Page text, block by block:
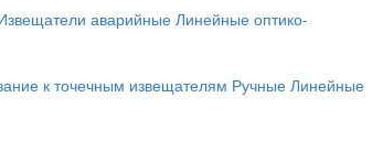
аварийные Линейные оптико-
к точечным извещателям Ручные Линейные